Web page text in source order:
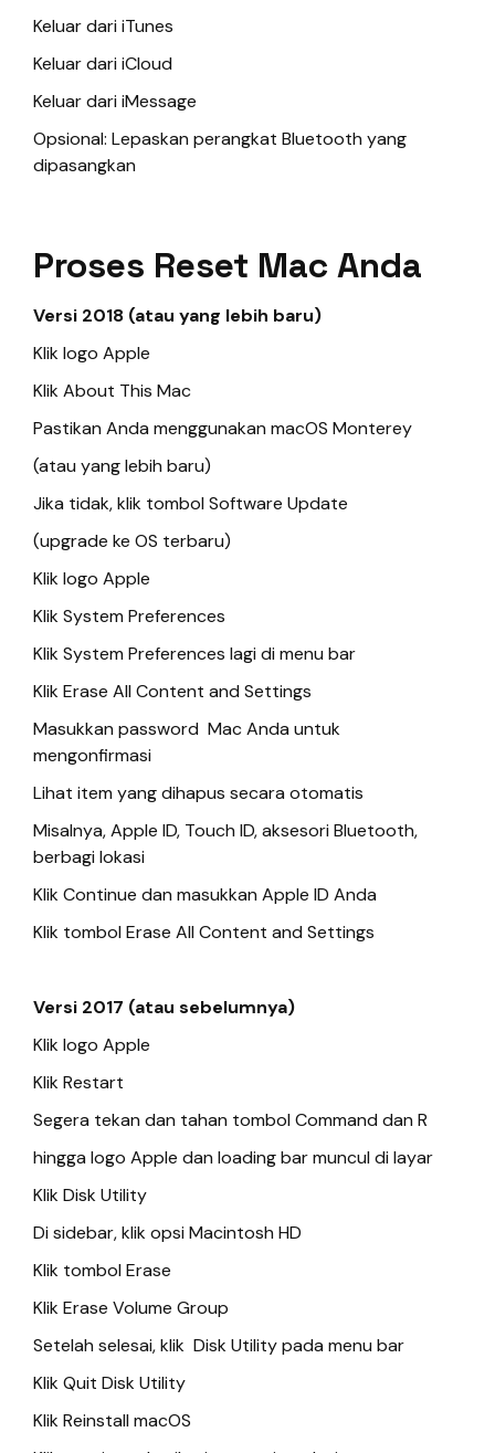
Keluar dari iTunes
Keluar dari iCloud
Keluar dari iMessage
Opsional: Lepaskan perangkat Bluetooth yang
dipasangkan
Proses Reset Mac Anda
Versi 2018 (atau yang lebih baru)
Klik logo Apple
Klik About This Mac
Pastikan Anda menggunakan macOS Monterey
(atau yang lebih baru)
Jika tidak, klik tombol Software Update
(upgrade ke OS terbaru)
Klik logo Apple
Klik System Preferences
Klik System Preferences lagi di menu bar
Klik Erase All Content and Settings
Masukkan password Mac Anda untuk
mengonfirmasi
Lihat item yang dihapus secara otomatis
Misalnya, Apple ID, Touch ID, aksesori Bluetooth,
berbagi lokasi
Klik Continue dan masukkan Apple ID Anda
Klik tombol Erase All Content and Settings
Versi 2017 (atau sebelumnya)
Klik logo Apple
Klik Restart
Segera tekan dan tahan tombol Command dan R
hingga logo Apple dan loading bar muncul di layar
Klik Disk Utility
Di sidebar, klik opsi Macintosh HD
Klik tombol Erase
Klik Erase Volume Group
Setelah selesai, klik Disk Utility pada menu bar
Klik Quit Disk Utility
Klik Reinstall macOS